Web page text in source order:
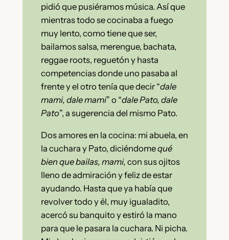
pidió que pusiéramos música. Así que
mientras todo se cocinaba a fuego
muy lento, como tiene que ser,
bailamos salsa, merengue, bachata,
reggae roots, reguetón y hasta
competencias donde uno pasaba al
frente y el otro tenía que decir “dale
mami, dale mami” o “dale Pato, dale
Pato”, a sugerencia del mismo Pato.
Dos amores en la cocina: mi abuela, en
la cuchara y Pato, diciéndomequé
bien que bailas, mami, con sus ojitos
lleno de admiración y feliz de estar
ayudando. Hasta que ya había que
revolver todo y él, muy igualadito,
acercó su banquito y estiró la mano
para que le pasara la cuchara. Ni picha.